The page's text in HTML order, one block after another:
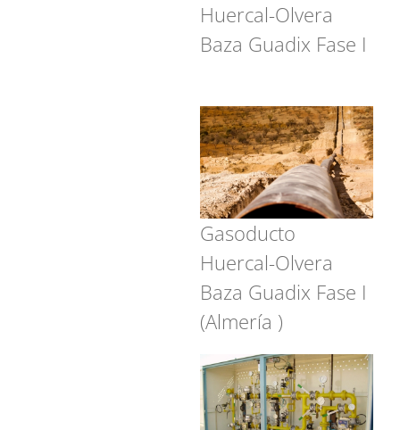
Huercal-Olvera
Baza Guadix Fase I
Gasoducto
Huercal-Olvera
Baza Guadix Fase I
(Almería )